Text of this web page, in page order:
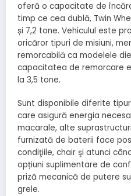
oferă o capacitate de
timp ce cea dublă, Twin
și 7,2 tone. Vehiculul este
oricăror tipuri de misiuni,
remorcabilă ca modelele
capacitatea de remorcare
la 3,5 tone.
Sunt disponibile diferite
care asigură energia
macarale, alte
furnizată de baterii face
condiţiile, chair şi atunci
opțiuni suplimentare de
priză mecanică de putere
grele.